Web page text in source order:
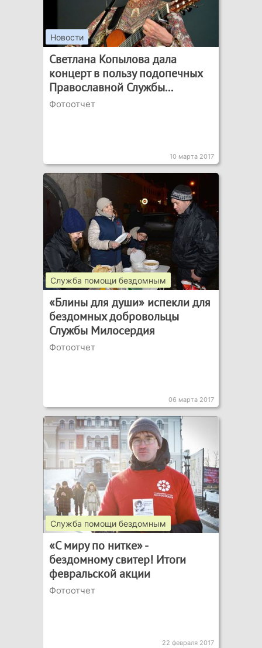
Новости
Светлана Копылова дала
концерт в пользу подопечных
Православной Службы...
Фотоотчет
10 марта 2017
Служба помощи бездомным
«Блины для души» испекли для
бездомных добровольцы
Службы Милосердия
Фотоотчет
06 марта 2017
Служба помощи бездомным
«С миру по нитке» -
бездомному свитер! Итоги
февральской акции
Фотоотчет
22 февраля 2017